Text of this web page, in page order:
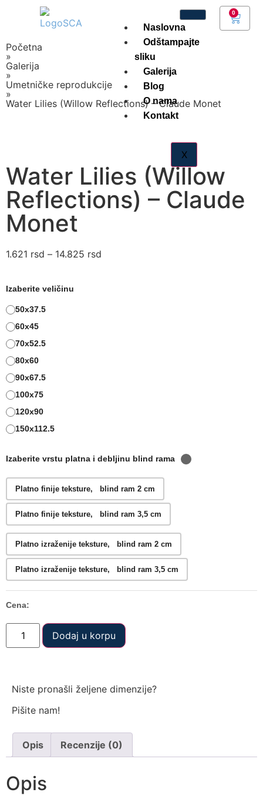
Naslovna
Odštampajte
sliku
Galerija
Blog
O nama
Kontakt
X
0
Početna
»
Galerija
»
Umetničke reprodukcije
»
Water Lilies (Willow Reflections) – Claude Monet
Water Lilies (Willow
Reflections) – Claude
Monet
1.621 – 14.825
Izaberite veličinu
50x37.5
60x45
70x52.5
80x60
90x67.5
100x75
120x90
150x112.5
Izaberite vrstu platna i debljinu blind rama
Platno finije teksture, blind ram 2 cm
Platno finije teksture, blind ram 3,5 cm
Platno izraženije teksture, blind ram 2 cm
Platno izraženije teksture, blind ram 3,5 cm
Cena:
Dodaj u korpu
Niste pronašli željene dimenzije?
Pišite nam!
Opis Recenzije (0)
Opis